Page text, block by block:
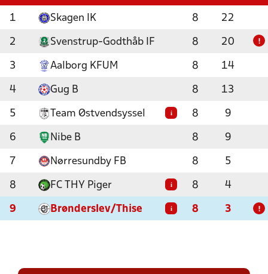
1 Skagen IK 8 22
2 Svenstrup-Godthåb IF 8 20 !
3 Aalborg KFUM 8 14
4 Gug B 8 13
5 Team Østvendsyssel i 8 9
6 Nibe B 8 9
7 Nørresundby FB 8 5
8 FC THY Piger i 8 4
9 Brønderslev/Thise i 8 3 !